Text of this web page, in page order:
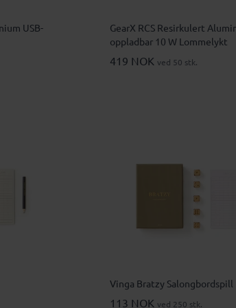
USB-
GearX RCS Resirkulert
oppladbar 10 W Lommelykt
419 NOK ved 50 stk.
Vinga Bratzy Salongbordspill
113 NOK ved 250 stk.